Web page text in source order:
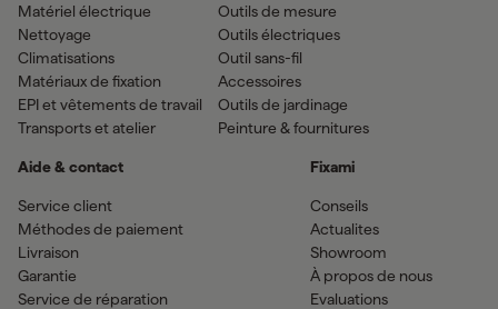
Matériel électrique
Nettoyage
Climatisations
Matériaux de fixation
EPI et vêtements de travail
Transports et atelier
Outils de mesure
Outils électriques
Outil sans-fil
Accessoires
Outils de jardinage
Peinture & fournitures
Aide & contact
Service client
Méthodes de paiement
Livraison
Garantie
Service de réparation
Fixami
Conseils
Actualites
Showroom
À propos de nous
Evaluations